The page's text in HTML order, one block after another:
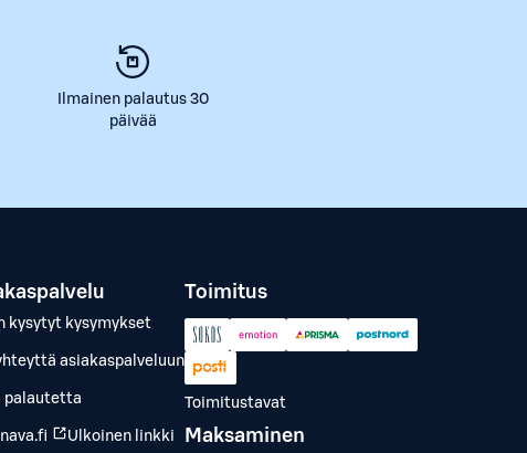
Ilmainen palautus 30
päivää
kysytyt kysymykset
asiakaspalveluun
palautetta
Ulkoinen linkki
Toimitus
Toimitustavat
Maksaminen